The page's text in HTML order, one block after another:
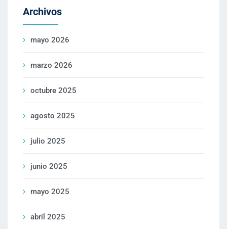
Archivos
mayo 2026
marzo 2026
octubre 2025
agosto 2025
julio 2025
junio 2025
mayo 2025
abril 2025